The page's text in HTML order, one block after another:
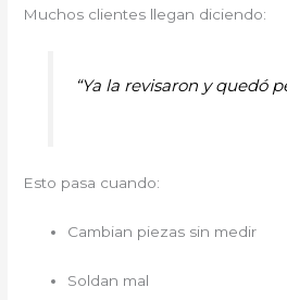
Muchos clientes llegan diciendo:
“Ya la revisaron y quedó
Esto pasa cuando:
Cambian piezas sin medir
Soldan mal